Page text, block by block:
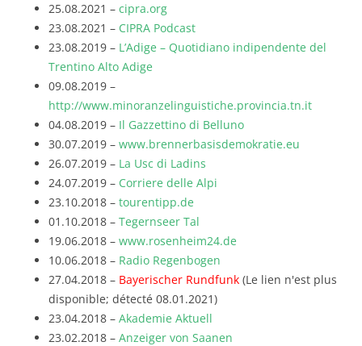
25.08.2021 – cipra.org
23.08.2021 – CIPRA Podcast
23.08.2019 – L’Adige – Quotidiano indipendente del
Trentino Alto Adige
09.08.2019 –
http://www.minoranzelinguistiche.provincia.tn.it
04.08.2019 – Il Gazzettino di Belluno
30.07.2019 – www.brennerbasisdemokratie.eu
26.07.2019 – La Usc di Ladins
24.07.2019 – Corriere delle Alpi
23.10.2018 – tourentipp.de
01.10.2018 – Tegernseer Tal
19.06.2018 – www.rosenheim24.de
10.06.2018 – Radio Regenbogen
27.04.2018 – Bayerischer Rundfunk (Le lien n'est plus
disponible; détecté 08.01.2021)
23.04.2018 – Akademie Aktuell
23.02.2018 – Anzeiger von Saanen